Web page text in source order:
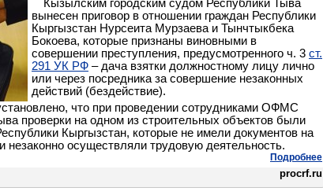
Кызылским городским судом Республики Тыва
вынесен приговор в отношении граждан Республики
Кыргызстан Нурсеита Мурзаева и Тынчтыкбека
Бокоева, которые признаны виновными в
совершении преступления, предусмотренного ч. 3 ст.
291 УК РФ – дача взятки должностному лицу лично
или через посредника за совершение незаконных
действий (бездействие).
что при проведении сотрудниками ОФМС
проверки на одном из строительных объектов были
Кыргызстан, которые не имели документов на
незаконно осуществляли трудовую деятельность.
Подробнее
procrf.ru